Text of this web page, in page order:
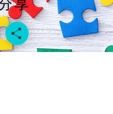
略過字型切換